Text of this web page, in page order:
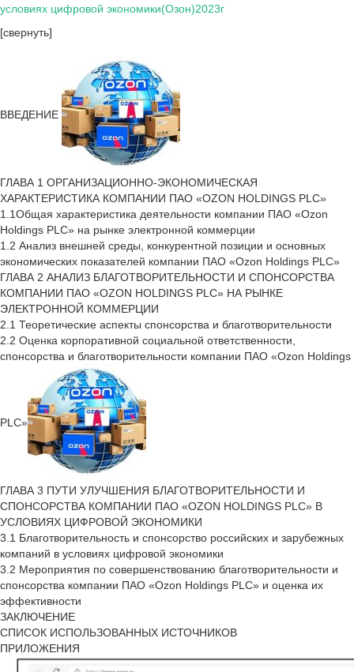
условиях цифровой экономики(Озон)2023г
[свернуть]
ВВЕДЕНИЕ
ГЛАВА 1 ОРГАНИЗАЦИОННО-ЭКОНОМИЧЕСКАЯ
ХАРАКТЕРИСТИКА КОМПАНИИ ПАО «OZON HOLDINGS PLC»
1.1Общая характеристика деятельности компании ПАО «Ozon
Holdings PLC» на рынке электронной коммерции
1.2 Анализ внешней среды, конкурентной позиции и основных
экономических показателей компании ПАО «Ozon Holdings PLC»
ГЛАВА 2 АНАЛИЗ БЛАГОТВОРИТЕЛЬНОСТИ И СПОНСОРСТВА
КОМПАНИИ ПАО «OZON HOLDINGS PLC» НА РЫНКЕ
ЭЛЕКТРОННОЙ КОММЕРЦИИ
2.1 Теоретические аспекты спонсорства и благотворительности
2.2 Оценка корпоративной социальной ответственности,
спонсорства и благотворительности компании ПАО «Ozon Holdings
PLC»
ГЛАВА 3 ПУТИ УЛУЧШЕНИЯ БЛАГОТВОРИТЕЛЬНОСТИ И
СПОНСОРСТВА КОМПАНИИ ПАО «OZON HOLDINGS PLC» В
УСЛОВИЯХ ЦИФРОВОЙ ЭКОНОМИКИ
3.1 Благотворительность и спонсорство российских и зарубежных
компаний в условиях цифровой экономики
3.2 Мероприятия по совершенствованию благотворительности и
спонсорства компании ПАО «Ozon Holdings PLC» и оценка их
эффективности
ЗАКЛЮЧЕНИЕ
СПИСОК ИСПОЛЬЗОВАННЫХ ИСТОЧНИКОВ
ПРИЛОЖЕНИЯ